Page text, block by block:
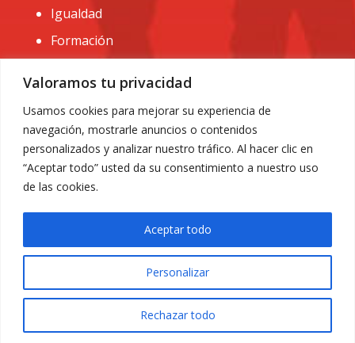
Valoramos tu privacidad
Usamos cookies para mejorar su experiencia de
navegación, mostrarle anuncios o contenidos
personalizados y analizar nuestro tráfico. Al hacer clic en
“Aceptar todo” usted da su consentimiento a nuestro uso
de las cookies.
Personalizar
Rechazar todo
Aceptar todo
Igualdad
Formación
CONTACTO:
administracion@usomurcia.org
968 25 01 20
C/ Huerto de las bombas nº6. 30009 Murcia
Privacidad|
© 2018 Todos los derechos reservados. Diseño web
ACRILONIA